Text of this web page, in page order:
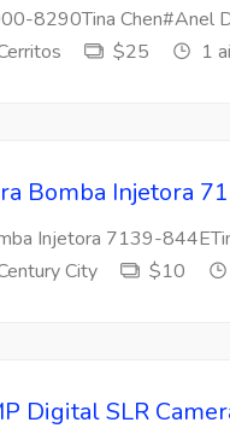
8290Tina Chen#Anel
$25 1
Bomba Injetora
Injetora 7139-
City $10
Digital SLR